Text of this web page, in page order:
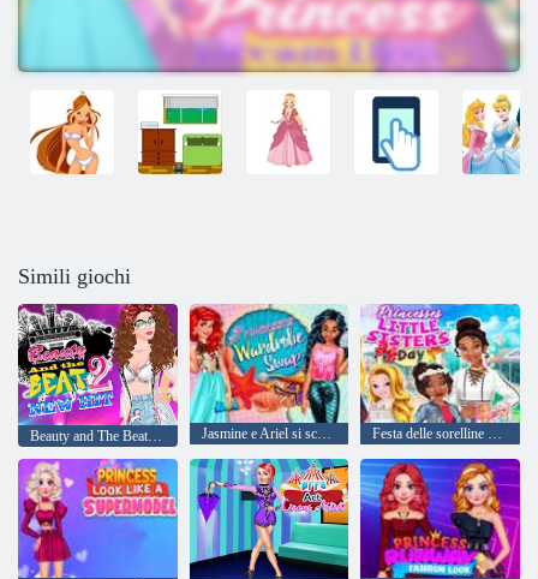
Simili giochi
Beauty and The Beat 2 Nuovo successo Jasmine e Ariel si scambiano il guardaroba Festa delle sorelline delle principesse